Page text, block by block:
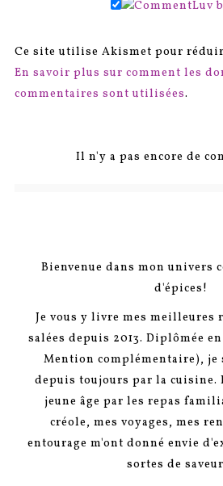
Ce site utilise Akismet pour
En savoir plus sur comment les
commentaires sont utilisées.
Il n'y a pas encore de
Bienvenue dans mon univers
d'épices!
Je vous y livre mes meilleures
salées depuis 2013. Diplômée
Mention complémentaire), je
depuis toujours par la cuisine.
jeune âge par les repas
créole, mes voyages, mes
entourage m'ont donné envie
sortes de